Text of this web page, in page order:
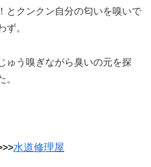
とクンクン自分の匂いを嗅いで
ず。
ゅう嗅ぎながら臭いの元を探
。
水道修理屋